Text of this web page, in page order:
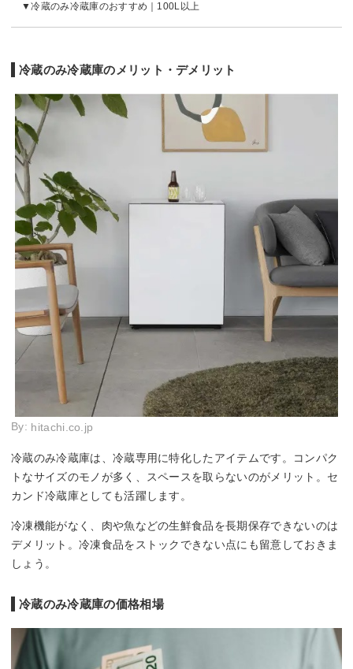
冷蔵のみ冷蔵庫のおすすめ｜100L以上
冷蔵のみ冷蔵庫のメリット・デメリット
By: hitachi.co.jp
冷蔵のみ冷蔵庫は、冷蔵専用に特化したアイテムです。コンパク
トなサイズのモノが多く、スペースを取らないのがメリット。セ
カンド冷蔵庫としても活躍します。
冷凍機能がなく、肉や魚などの生鮮食品を長期保存できないのは
デメリット。冷凍食品をストックできない点にも留意しておきま
しょう。
冷蔵のみ冷蔵庫の価格相場